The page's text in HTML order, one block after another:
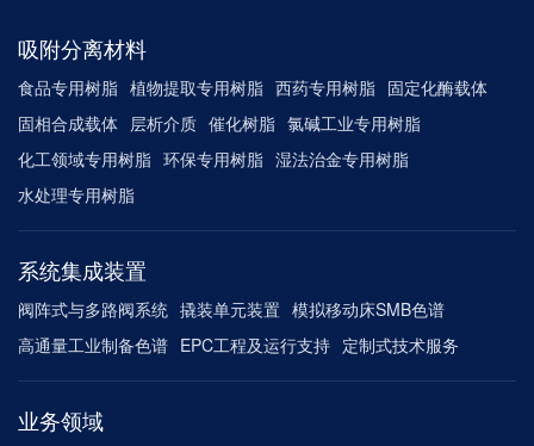
吸附分离材料
食品专用树脂 植物提取专用树脂 西药专用树脂 固定化酶载体
固相合成载体 层析介质 催化树脂 氯碱工业专用树脂
化工领域专用树脂 环保专用树脂 湿法治金专用树脂
水处理专用树脂
系统集成装置
阀阵式与多路阀系统 撬装单元装置 模拟移动床SMB色谱
高通量工业制备色谱 EPC工程及运行支持 定制式技术服务
业务领域